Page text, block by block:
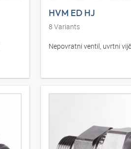
HVM ED HJ
8 Variants
Nepovratni ventil, uvrtni